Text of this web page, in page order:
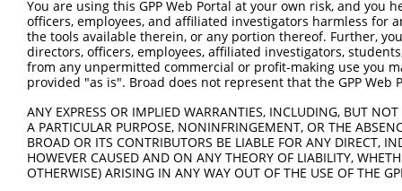
You are using this GPP Web Portal at your own risk, and
officers, employees, and affiliated investigators harmless for
the tools available therein, or any portion thereof. Further,
directors, officers, employees, affiliated investigators,
from any unpermitted commercial or profit-making use you
provided "as is". Broad does not represent that the GPP
ANY EXPRESS OR IMPLIED WARRANTIES, INCLUDING, BUT
A PARTICULAR PURPOSE, NONINFRINGEMENT, OR THE
BROAD OR ITS CONTRIBUTORS BE LIABLE FOR ANY DIRECT,
HOWEVER CAUSED AND ON ANY THEORY OF LIABILITY,
OTHERWISE) ARISING IN ANY WAY OUT OF THE USE OF THE